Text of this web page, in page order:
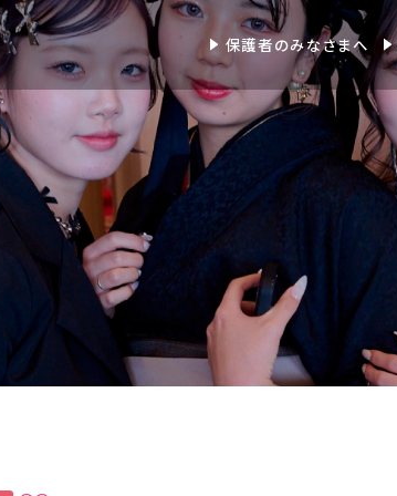
保護者のみなさまへ